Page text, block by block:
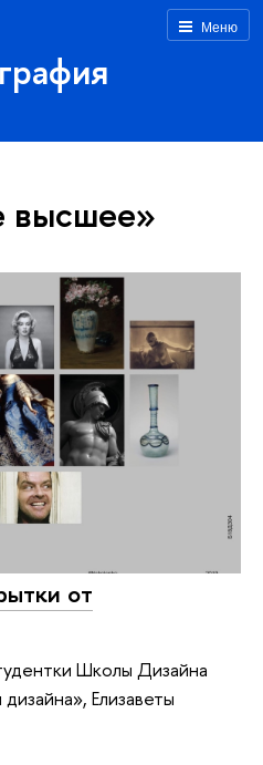
Меню
высшее»
от
Школы Дизайна
Елизаветы